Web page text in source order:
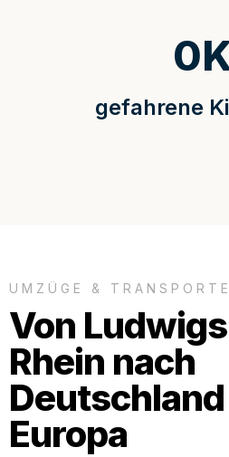
gefahrene
0
UMZÜGE & TRANSPORTE
Von
Rhein nach
Europa